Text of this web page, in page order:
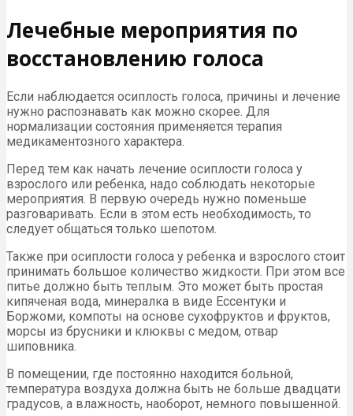
Лечебные мероприятия по
восстановлению голоса
Если наблюдается осиплость голоса, причины и лечение
нужно распознавать как можно скорее. Для
нормализации состояния применяется терапия
медикаментозного характера.
Перед тем как начать лечение осиплости голоса у
взрослого или ребенка, надо соблюдать некоторые
мероприятия. В первую очередь нужно поменьше
разговаривать. Если в этом есть необходимость, то
следует общаться только шепотом.
Также при осиплости голоса у ребенка и взрослого стоит
принимать большое количество жидкости. При этом все
питье должно быть теплым. Это может быть простая
кипяченая вода, минералка в виде Ессентуки и
Боржоми, компоты на основе сухофруктов и фруктов,
морсы из брусники и клюквы с медом, отвар
шиповника.
В помещении, где постоянно находится больной,
температура воздуха должна быть не больше двадцати
градусов, а влажность, наоборот, немного повышенной.